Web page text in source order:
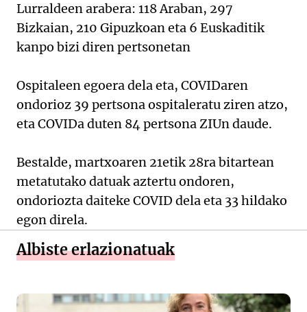
Lurraldeen arabera: 118 Araban, 297
Bizkaian, 210 Gipuzkoan eta 6 Euskaditik
kanpo bizi diren pertsonetan
Ospitaleen egoera dela eta, COVIDaren
ondorioz 39 pertsona ospitaleratu ziren atzo,
eta COVIDa duten 84 pertsona ZIUn daude.
Bestalde, martxoaren 21etik 28ra bitartean
metatutako datuak aztertu ondoren,
ondoriozta daiteke COVID dela eta 33 hildako
egon direla.
Albiste erlazionatuak